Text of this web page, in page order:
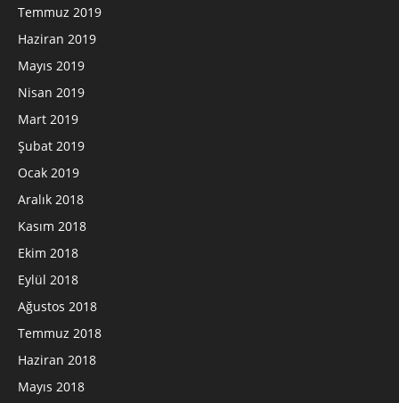
Temmuz 2019
Haziran 2019
Mayıs 2019
Nisan 2019
Mart 2019
Şubat 2019
Ocak 2019
Aralık 2018
Kasım 2018
Ekim 2018
Eylül 2018
Ağustos 2018
Temmuz 2018
Haziran 2018
Mayıs 2018